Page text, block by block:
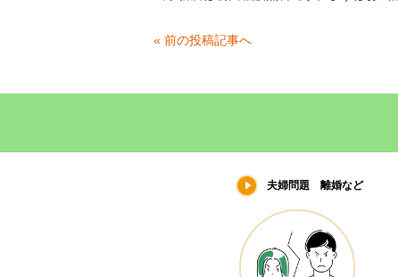
« 前の投稿記事へ
夫婦問題 離婚など